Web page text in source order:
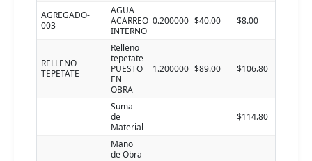
AGREGADO-
003
AGUA
ACARREO
INTERNO
0.200000 $40.00 $8.00
RELLENO
TEPETATE
Relleno
tepetate
PUESTO
EN
OBRA
1.200000 $89.00 $106.80
Suma
de
Material
$114.80
Mano
de Obra